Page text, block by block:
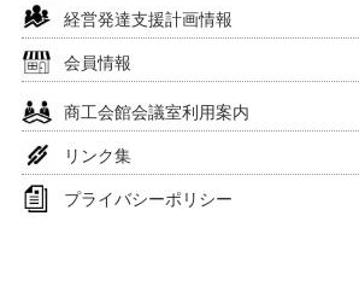
経営発達支援計画情報
会員情報
商工会館会議室利用案内
リンク集
プライバシーポリシー